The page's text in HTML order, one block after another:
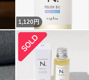
1,120 円